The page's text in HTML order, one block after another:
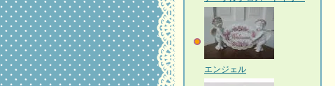
エンジェル